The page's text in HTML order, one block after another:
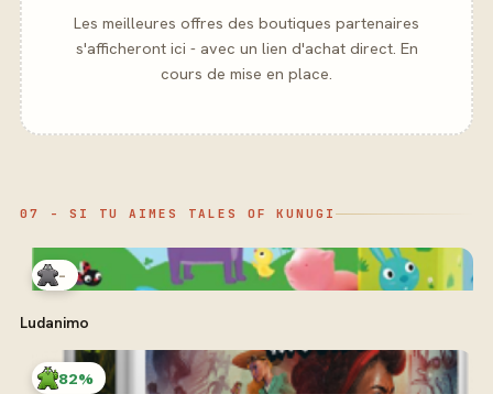
Les meilleures offres des boutiques partenaires
s'afficheront ici - avec un lien d'achat direct. En
cours de mise en place.
07 - SI TU AIMES TALES OF KUNUGI
-
Ludanimo
82%